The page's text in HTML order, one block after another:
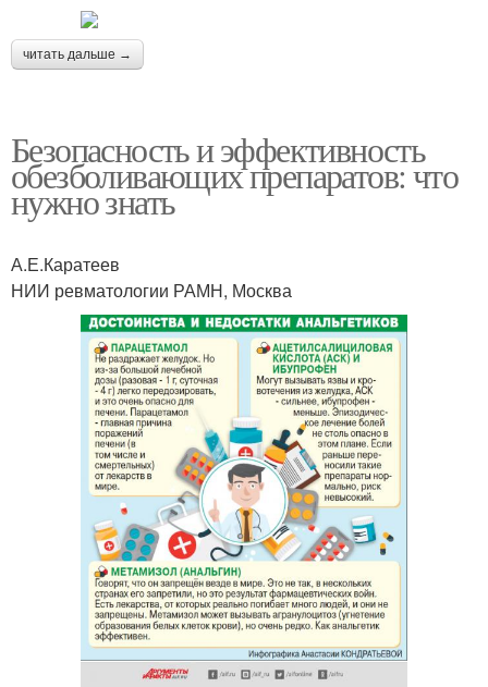
читать дальше →
Безопасность и эффективность
обезболивающих препаратов: что
нужно знать
А.Е.Каратеев
НИИ ревматологии РАМН, Москва